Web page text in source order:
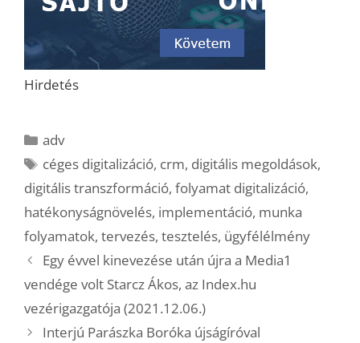
Hirdetés
Kategória
adv
Címkék
céges digitalizáció, crm, digitális megoldások,
digitális transzformáció, folyamat digitalizáció,
hatékonyságnövelés, implementáció, munka
folyamatok, tervezés, tesztelés, ügyfélélmény
Egy évvel kinevezése után újra a Media1
vendége volt Starcz Ákos, az Index.hu
vezérigazgatója (2021.12.06.)
Interjú Parászka Boróka újságíróval